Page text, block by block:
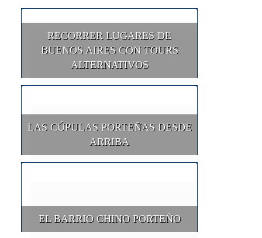
RECORRER LUGARES DE
BUENOS AIRES CON TOURS
ALTERNATIVOS
LAS CÚPULAS PORTEÑAS DESDE
ARRIBA
EL BARRIO CHINO PORTEÑO